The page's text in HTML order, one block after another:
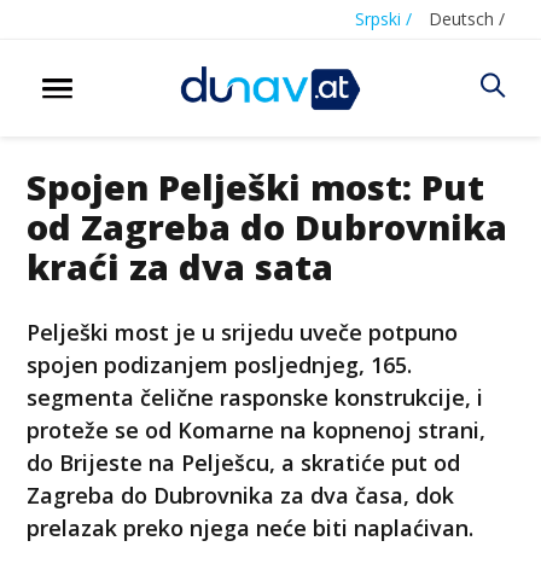
Srpski / Deutsch /
Spojen Pelješki most: Put
od Zagreba do Dubrovnika
kraći za dva sata
Pelješki most je u srijedu uveče potpuno
spojen podizanjem posljednjeg, 165.
segmenta čelične rasponske konstrukcije, i
proteže se od Komarne na kopnenoj strani,
do Brijeste na Pelješcu, a skratiće put od
Zagreba do Dubrovnika za dva časa, dok
prelazak preko njega neće biti naplaćivan.